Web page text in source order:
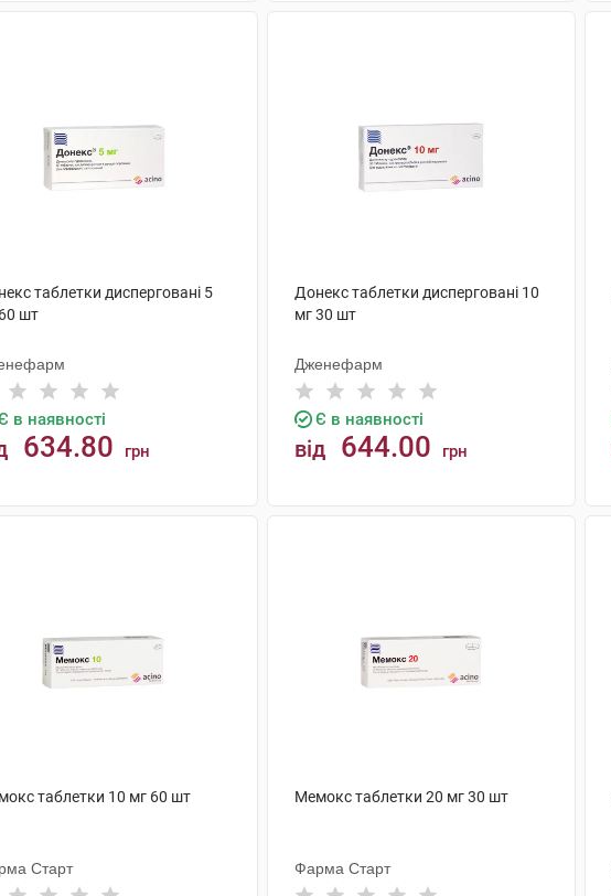
таблетки дисперговані 5
шт
в наявності
634.80 грн
Донекс таблетки дисперговані 10
мг 30 шт
Дженефарм
Є в наявності
від 644.00 грн
таблетки 10 мг 60 шт
Старт
Мемокс таблетки 20 мг 30 шт
Фарма Старт